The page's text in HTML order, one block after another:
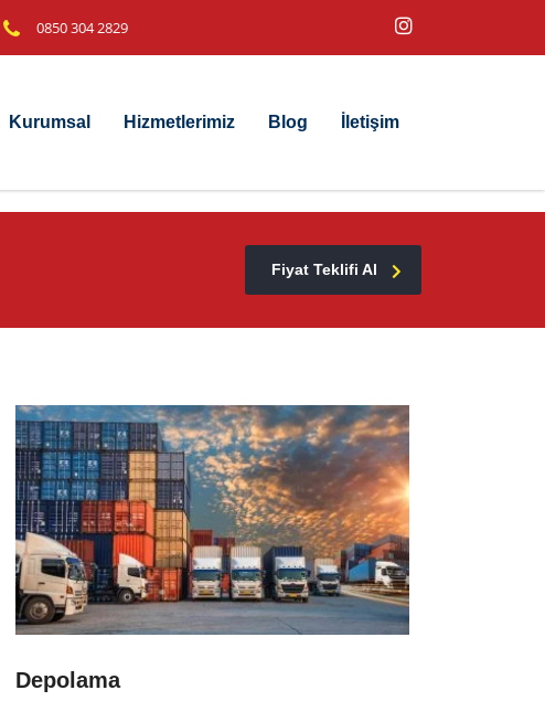
0850 304 2829
Kurumsal Hizmetlerimiz Blog İletişim
Fiyat Teklifi Al
Depolama